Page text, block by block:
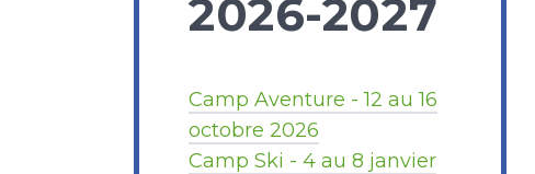
2026-2027
Camp Aventure - 12 au 16
octobre 2026
Camp Ski - 4 au 8 janvier